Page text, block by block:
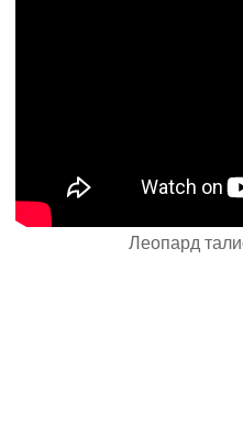
Леопард